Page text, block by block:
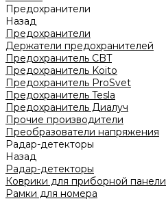
Предохранители
Назад
Предохранители
Держатели предохранителей
Предохранитель CBT
Предохранитель Koito
Предохранитель ProSvet
Предохранитель Tesla
Предохранитель Диалуч
Прочие производители
Преобразователи напряжения
Радар-детекторы
Назад
Радар-детекторы
Коврики для приборной панели
Рамки для номера